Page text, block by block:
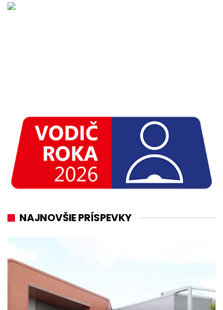
NAJNOVŠIE PRÍSPEVKY